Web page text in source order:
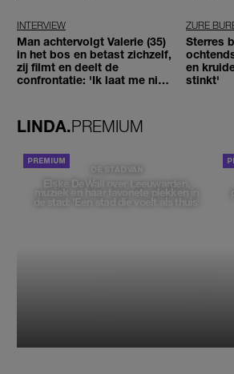
INTERVIEW
Man achtervolgt Valerie (35)
in het bos en betast zichzelf,
zij filmt en deelt de
confrontatie: 'Ik laat me niet
ZURE
Sterres
en
stinkt'
LINDA.PREMIUM
DE STAD VAN
Elske DeWall over Leeuwarden,
muziek en haar favoriete plekken in
de stad: 'Een stad die voelt als thuis'